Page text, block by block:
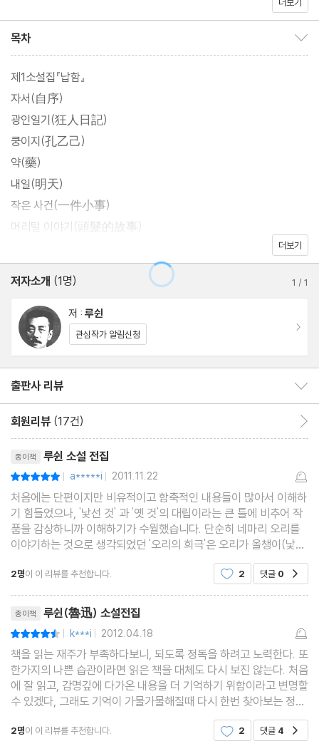
자기 만족으로 스스로를 기만하며 사는 정신 승리법과 우매성, 약점
정전(阿Q正傳)' 등이 수록되어 있다.
목차
제1소설집『납함』
자서(自序)
광인일기(狂人日記)
쿵이지(孔乙己)
약(藥)
내일(明天)
작은 사건(一件小事)
머리털 이야기(頭髮的故事)
아큐정전(阿Q正傳)
단오절(端午節)
흰 빛(白光)
오리의 희극(鴨的喜劇)
제2소설집『방황』
복을 비는 제사(祝福)
술집에서(在酒樓上)
행복한 가정(幸福的家庭)
비누
장명등(長明燈)
조리 돌리기(示衆)
고독한 사람(孤獨者)
죽음을 슬퍼하며(傷逝)
형제(弟兄)
이혼(離婚)
더보기
저자소개 (1명) 1 /1
저 : 루쉰
관심작가 알림신청
출판사 리뷰
회원리뷰 (17건)
종이책 루쉰 소설 전집
| a*****i | 2011.11.22
처음에는 단편이지만 비유적이고 함축적인 내용들이 많아서 이해하
기 힘들었으나, '낯선 것' 과 '옛 것'의 대립이라는 큰 틀에 비추어 작
품을 감상하니까 이해하기가 수월했습니다. 단순히 네마리 오리를
이야기하는 것으로 생각되었던 '오리의 희극'은 오리가 올챙이(낯선
것들의 유입-어린 것으로 부터의 시작)를 잡아먹고 중국인들에게
새로운 것들을 가르쳐 준 선생이 떠나는 것으로
2명이 이 리뷰를 추천합니다. 2 댓글 0
종이책 루쉰(魯迅) 소설전집
| k***i | 2012.04.18
책을 읽는 재주가 부족하다보니, 되도록 정독을 하려고 노력한다. 또
한가지의 나쁜 습관이라면 읽은 책을 대체도 다시 보진 않는다. 처음
에 잘 읽고, 감명깊에 다가온 내용을 더 기억하기 위함이라고 변명할
수 있겠다, 그래도 기억이 가물가물해질때 다시 한번 찾아보는 정도
가 나의 습관인듯하다.아마 삼국지와 일부 동화를 제외하고 같은 책
을 두번본건 거의 처음인것 같다. 비행기에
2명이 이 리뷰를 추천합니다. 2 댓글 4